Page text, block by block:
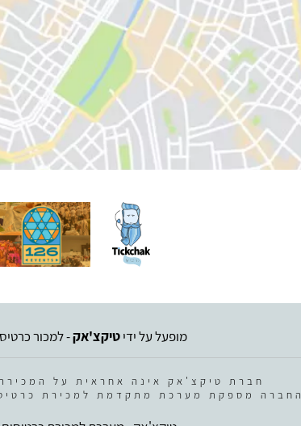
מופעל על ידיטיקצ'אק- למכור
חברת טיקצ'אק אינה אחראית על
החברה מספקת מערכת מתקדמת למכירת